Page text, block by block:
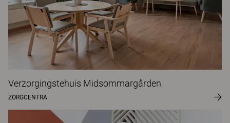
Verzorgingstehuis Midsommargården
ZORGCENTRA